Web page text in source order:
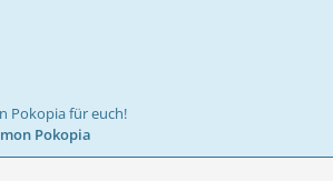
Pokopia für euch!
Pokopia